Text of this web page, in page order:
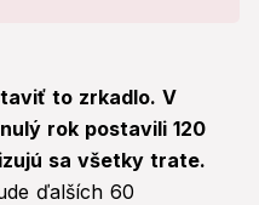
to zrkadlo. V
rok postavili 120
sa všetky trate.
ďalších 60